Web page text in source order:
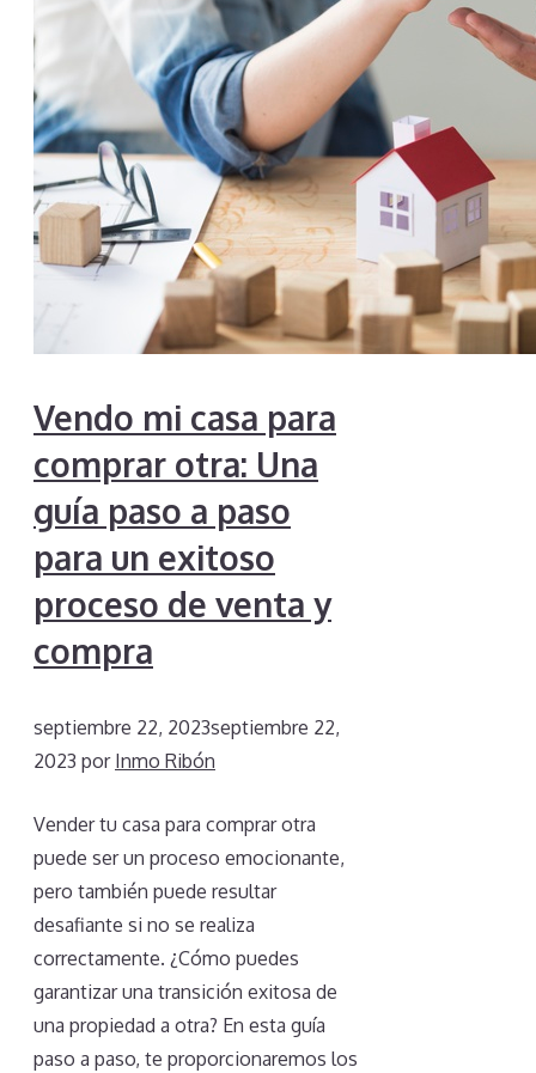
Vendo mi casa para
comprar otra: Una
guía paso a paso
para un exitoso
proceso de venta y
compra
septiembre 22, 2023septiembre 22,
2023 por Inmo Ribón
Vender tu casa para comprar otra
puede ser un proceso emocionante,
pero también puede resultar
desafiante si no se realiza
correctamente. ¿Cómo puedes
garantizar una transición exitosa de
una propiedad a otra? En esta guía
paso a paso, te proporcionaremos los